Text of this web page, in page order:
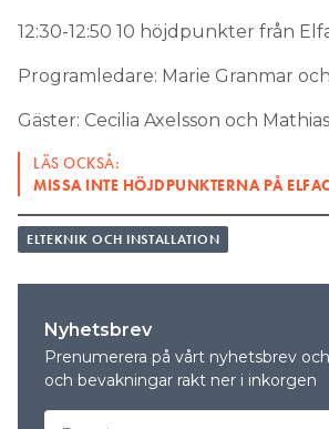
12:30-12:50 10 höjdpunkter från
Programledare: Marie Granmar
Gäster: Cecilia Axelsson och
LÄS OCKSÅ:
MISSA INTE HÖJDPUNKTERNA PÅ
ELTEKNIK OCH INSTALLATION
Nyhetsbrev
Prenumerera på vårt nyhetsbrev
och bevakningar rakt ner i inkorgen